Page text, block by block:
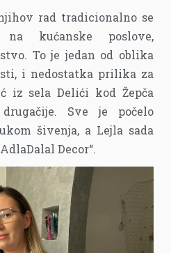
rad tradicionalno se
na kućanske poslove,
To je jedan od oblika
i nedostatka prilika za
iz sela Delići kod Žepča
Sve je počelo
šivenja, a Lejla sada
Decor“.